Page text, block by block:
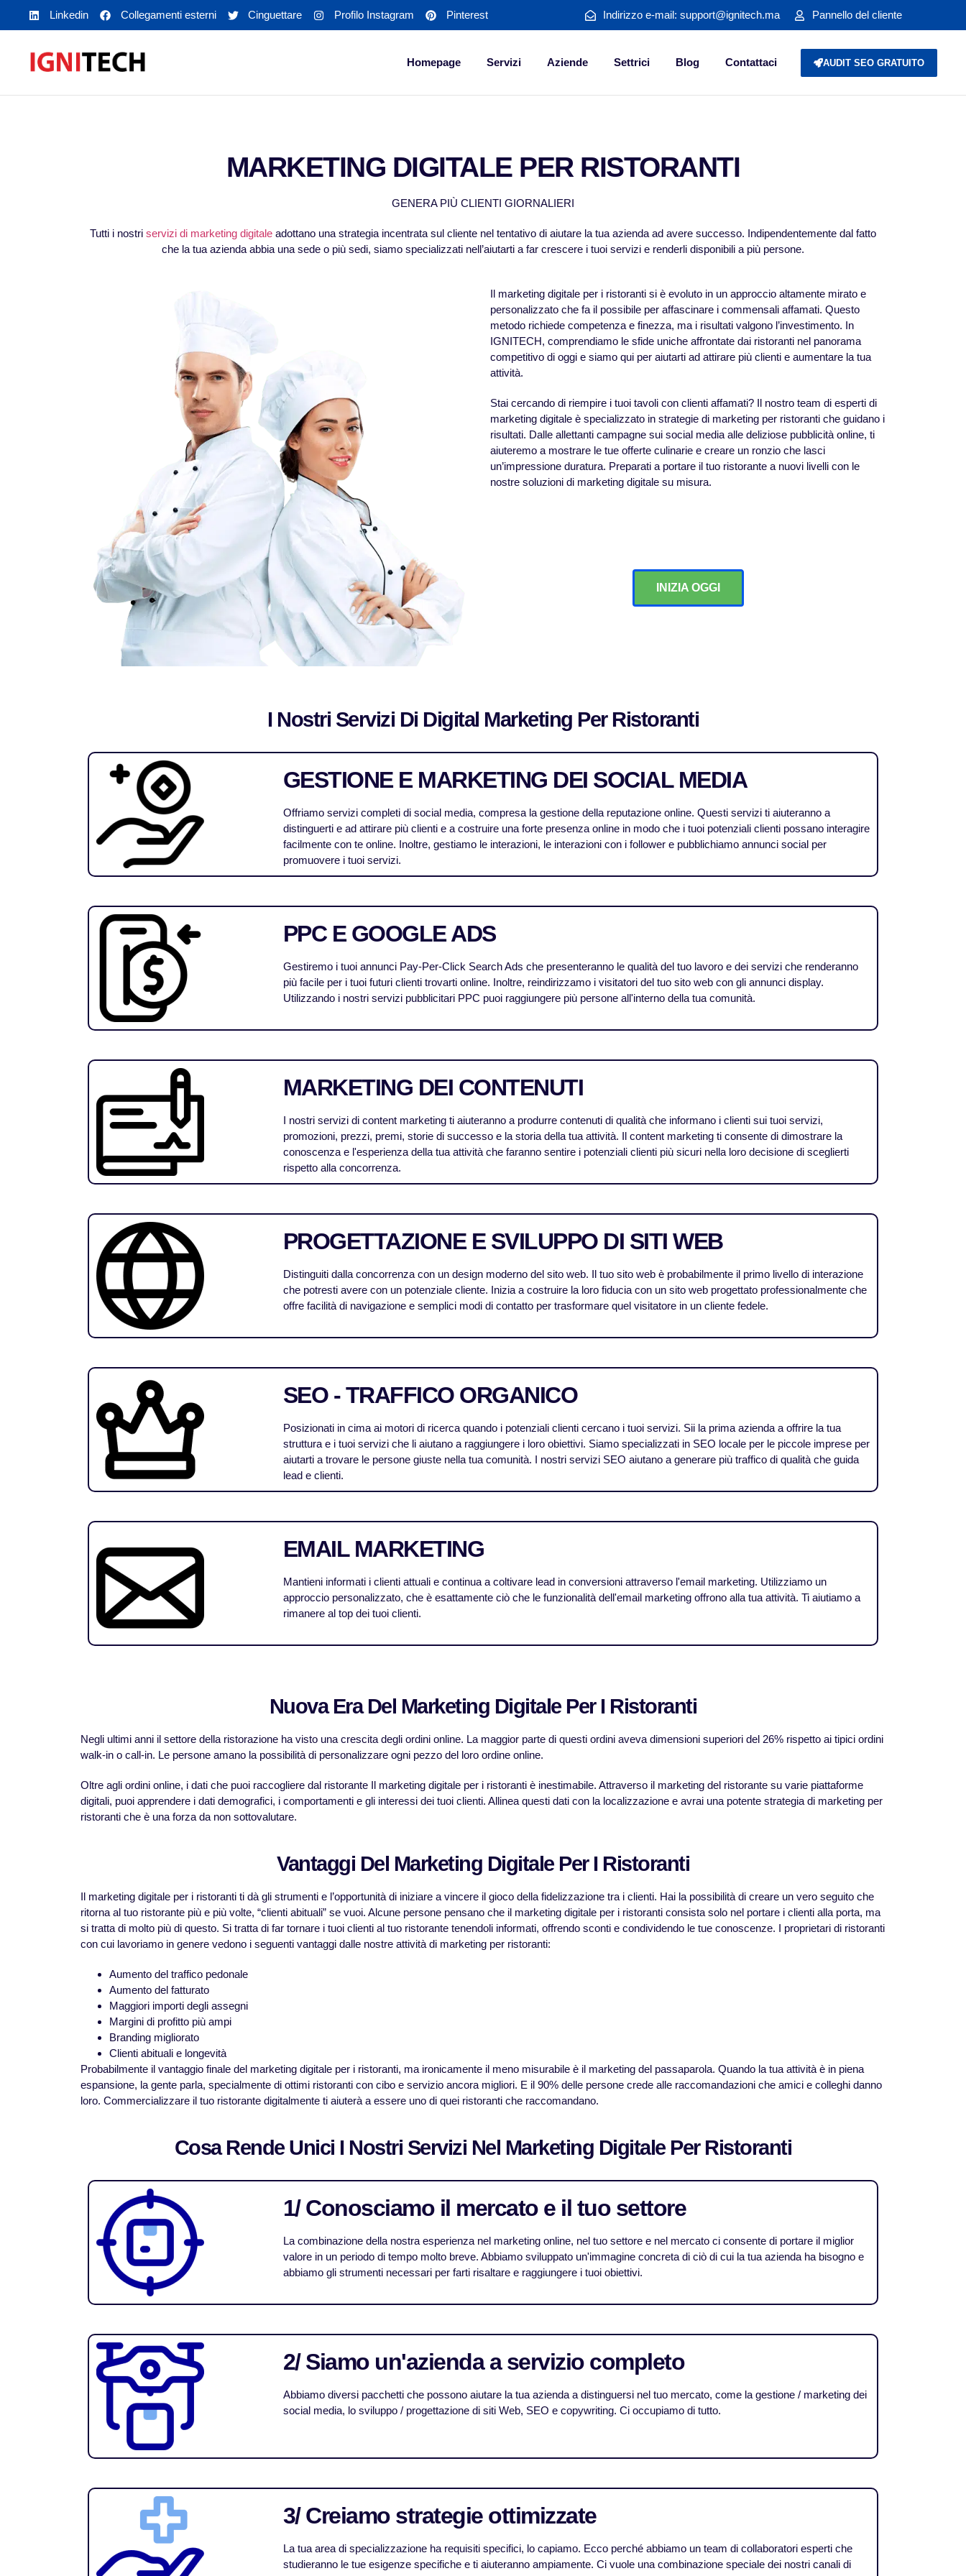
Linkedin Collegamenti esterni Cinguettare Profilo Instagram Pinterest Indirizzo e-mail: support@ignitech.ma Pannello del cliente
Homepage Servizi Aziende Settrici Blog Contattaci AUDIT SEO GRATUITO
MARKETING DIGITALE PER RISTORANTI
GENERA PIÙ CLIENTI GIORNALIERI
Tutti i nostri servizi di marketing digitale adottano una strategia incentrata sul cliente nel tentativo di aiutare la tua azienda ad avere successo. Indipendentemente dal fatto
che la tua azienda abbia una sede o più sedi, siamo specializzati nell’aiutarti a far crescere i tuoi servizi e renderli disponibili a più persone.
Il marketing digitale per i ristoranti si è evoluto in un approccio altamente mirato e
personalizzato che fa il possibile per affascinare i commensali affamati. Questo
metodo richiede competenza e finezza, ma i risultati valgono l’investimento. In
IGNITECH, comprendiamo le sfide uniche affrontate dai ristoranti nel panorama
competitivo di oggi e siamo qui per aiutarti ad attirare più clienti e aumentare la tua
attività.
Stai cercando di riempire i tuoi tavoli con clienti affamati? Il nostro team di esperti di
marketing digitale è specializzato in strategie di marketing per ristoranti che guidano i
risultati. Dalle allettanti campagne sui social media alle deliziose pubblicità online, ti
aiuteremo a mostrare le tue offerte culinarie e creare un ronzio che lasci
un’impressione duratura. Preparati a portare il tuo ristorante a nuovi livelli con le
nostre soluzioni di marketing digitale su misura.
INIZIA OGGI
I Nostri Servizi Di Digital Marketing Per Ristoranti
GESTIONE E MARKETING DEI SOCIAL MEDIA
Offriamo servizi completi di social media, compresa la gestione della reputazione online. Questi servizi ti aiuteranno a
distinguerti e ad attirare più clienti e a costruire una forte presenza online in modo che i tuoi potenziali clienti possano interagire
facilmente con te online. Inoltre, gestiamo le interazioni, le interazioni con i follower e pubblichiamo annunci social per
promuovere i tuoi servizi.
PPC E GOOGLE ADS
Gestiremo i tuoi annunci Pay-Per-Click Search Ads che presenteranno le qualità del tuo lavoro e dei servizi che renderanno
più facile per i tuoi futuri clienti trovarti online. Inoltre, reindirizzamo i visitatori del tuo sito web con gli annunci display.
Utilizzando i nostri servizi pubblicitari PPC puoi raggiungere più persone all'interno della tua comunità.
MARKETING DEI CONTENUTI
I nostri servizi di content marketing ti aiuteranno a produrre contenuti di qualità che informano i clienti sui tuoi servizi,
promozioni, prezzi, premi, storie di successo e la storia della tua attività. Il content marketing ti consente di dimostrare la
conoscenza e l'esperienza della tua attività che faranno sentire i potenziali clienti più sicuri nella loro decisione di sceglierti
rispetto alla concorrenza.
PROGETTAZIONE E SVILUPPO DI SITI WEB
Distinguiti dalla concorrenza con un design moderno del sito web. Il tuo sito web è probabilmente il primo livello di interazione
che potresti avere con un potenziale cliente. Inizia a costruire la loro fiducia con un sito web progettato professionalmente che
offre facilità di navigazione e semplici modi di contatto per trasformare quel visitatore in un cliente fedele.
SEO - TRAFFICO ORGANICO
Posizionati in cima ai motori di ricerca quando i potenziali clienti cercano i tuoi servizi. Sii la prima azienda a offrire la tua
struttura e i tuoi servizi che li aiutano a raggiungere i loro obiettivi. Siamo specializzati in SEO locale per le piccole imprese per
aiutarti a trovare le persone giuste nella tua comunità. I nostri servizi SEO aiutano a generare più traffico di qualità che guida
lead e clienti.
EMAIL MARKETING
Mantieni informati i clienti attuali e continua a coltivare lead in conversioni attraverso l'email marketing. Utilizziamo un
approccio personalizzato, che è esattamente ciò che le funzionalità dell'email marketing offrono alla tua attività. Ti aiutiamo a
rimanere al top dei tuoi clienti.
Nuova Era Del Marketing Digitale Per I Ristoranti
Negli ultimi anni il settore della ristorazione ha visto una crescita degli ordini online. La maggior parte di questi ordini aveva dimensioni superiori del 26% rispetto ai tipici ordini
walk-in o call-in. Le persone amano la possibilità di personalizzare ogni pezzo del loro ordine online.
Oltre agli ordini online, i dati che puoi raccogliere dal ristorante Il marketing digitale per i ristoranti è inestimabile. Attraverso il marketing del ristorante su varie piattaforme
digitali, puoi apprendere i dati demografici, i comportamenti e gli interessi dei tuoi clienti. Allinea questi dati con la localizzazione e avrai una potente strategia di marketing per
ristoranti che è una forza da non sottovalutare.
Vantaggi Del Marketing Digitale Per I Ristoranti
Il marketing digitale per i ristoranti ti dà gli strumenti e l’opportunità di iniziare a vincere il gioco della fidelizzazione tra i clienti. Hai la possibilità di creare un vero seguito che
ritorna al tuo ristorante più e più volte, “clienti abituali” se vuoi. Alcune persone pensano che il marketing digitale per i ristoranti consista solo nel portare i clienti alla porta, ma
si tratta di molto più di questo. Si tratta di far tornare i tuoi clienti al tuo ristorante tenendoli informati, offrendo sconti e condividendo le tue conoscenze. I proprietari di ristoranti
con cui lavoriamo in genere vedono i seguenti vantaggi dalle nostre attività di marketing per ristoranti:
Aumento del traffico pedonale
Aumento del fatturato
Maggiori importi degli assegni
Margini di profitto più ampi
Branding migliorato
Clienti abituali e longevità
Probabilmente il vantaggio finale del marketing digitale per i ristoranti, ma ironicamente il meno misurabile è il marketing del passaparola. Quando la tua attività è in piena
espansione, la gente parla, specialmente di ottimi ristoranti con cibo e servizio ancora migliori. E il 90% delle persone crede alle raccomandazioni che amici e colleghi danno
loro. Commercializzare il tuo ristorante digitalmente ti aiuterà a essere uno di quei ristoranti che raccomandano.
Cosa Rende Unici I Nostri Servizi Nel Marketing Digitale Per Ristoranti
1/ Conosciamo il mercato e il tuo settore
La combinazione della nostra esperienza nel marketing online, nel tuo settore e nel mercato ci consente di portare il miglior
valore in un periodo di tempo molto breve. Abbiamo sviluppato un'immagine concreta di ciò di cui la tua azienda ha bisogno e
abbiamo gli strumenti necessari per farti risaltare e raggiungere i tuoi obiettivi.
2/ Siamo un'azienda a servizio completo
Abbiamo diversi pacchetti che possono aiutare la tua azienda a distinguersi nel tuo mercato, come la gestione / marketing dei
social media, lo sviluppo / progettazione di siti Web, SEO e copywriting. Ci occupiamo di tutto.
3/ Creiamo strategie ottimizzate
La tua area di specializzazione ha requisiti specifici, lo capiamo. Ecco perché abbiamo un team di collaboratori esperti che
studieranno le tue esigenze specifiche e ti aiuteranno ampiamente. Ci vuole una combinazione speciale dei nostri canali di